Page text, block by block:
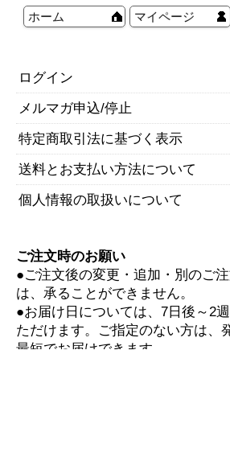
ホーム マイページ
ログイン
メルマガ申込/停止
特定商取引法に基づく表示
送料とお支払い方法について
個人情報の取扱いについて
ご注文時のお願い
●ご注文後の変更・追加・別のご
は、承ることができません。
●お届け日については、7日後～2
ただけます。ご指定のない方は、
最短でお届けできます。